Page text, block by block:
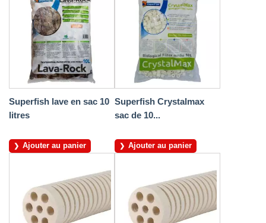
Superfish lave en sac 10
litres
Ajouter au panier
Superfish Crystalmax
sac de 10...
Ajouter au panier